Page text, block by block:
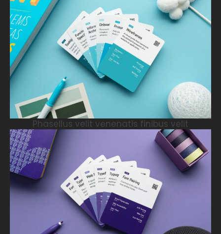
Phasellus velit venenatis finibus velit